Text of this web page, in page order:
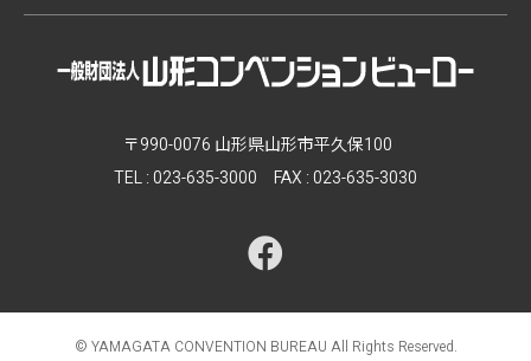
〒990-0076 山形県山形市平久保100
TEL : 023-635-3000 FAX : 023-635-3030
© YAMAGATA CONVENTION BUREAU All Rights Reserved.